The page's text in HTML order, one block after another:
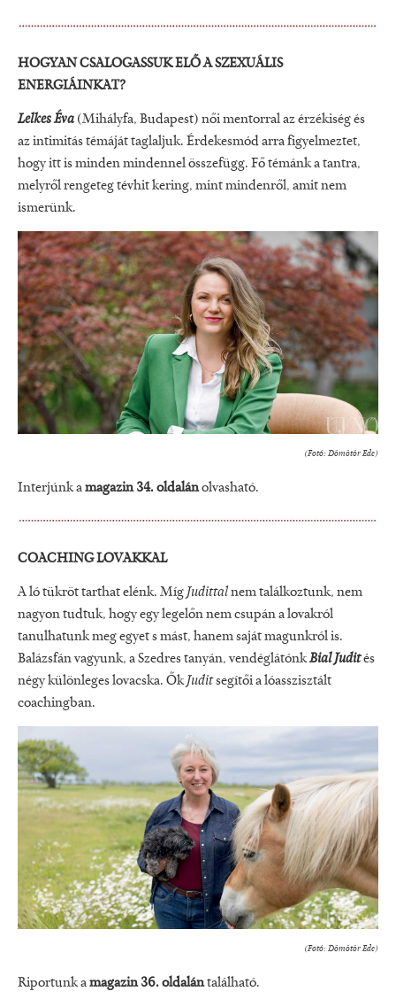
HOGYAN CSALOGASSUK ELŐ A SZEXUÁLIS
ENERGIÁINKAT?
Lelkes Éva (Mihályfa, Budapest) női mentorral az érzékiség és
az intimitás témáját taglaljuk. Érdekesmód arra figyelmeztet,
hogy itt is minden mindennel összefügg. Fő témánk a tantra,
melyről rengeteg tévhit kering, mint mindenről, amit nem
ismerünk.
(Fotó: Dömötör Ede)
Interjúnk amagazin 34. oldalánolvasható.
COACHING LOVAKKAL
A ló tükröt tarthat elénk. Míg Judittalnem találkoztunk, nem
nagyon tudtuk, hogy egy legelőn nem csupán a lovakról
tanulhatunk meg egyet s mást, hanem saját magunkról is.
Balázsfán vagyunk, a Szedres tanyán, vendéglátónkBial Judités
négy különleges lovacska. ŐkJuditsegítői a lóasszisztált
coachingban.
(Fotó: Dömötör Ede)
Riportunk amagazin 36. oldalántalálható.